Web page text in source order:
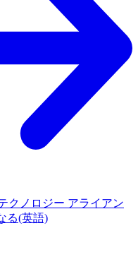
クノロジー アライアン
る(英語)